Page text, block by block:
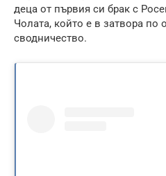
деца от първия си брак с
Чолата, който е в затвора по
сводничество.